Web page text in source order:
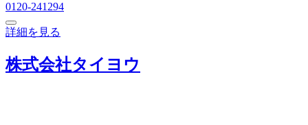
0120-241294
詳細を見る
株式会社タイヨウ